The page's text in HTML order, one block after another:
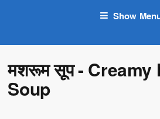
Show
मशरूम सूप - Creamy
Soup